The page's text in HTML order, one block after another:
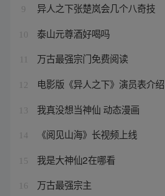
9 异人之下张楚岚会几个八奇技
10 泰山元尊酒好喝吗
万古最强宗门免费阅读
12 电影版《异人之下》演员表介绍
13 我真没想当神仙 动态漫画
14 《阅见山海》长视频上线
15 我是大神仙2在哪看
16 万古最强宗主